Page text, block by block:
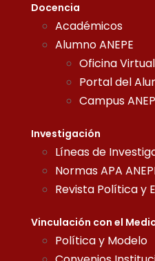
Docencia
Académicos
Alumno ANEPE
Oficina Virtual
Portal del
Campus
Investigación
Líneas de
Normas APA
Revista Política y
Vinculación con el
Política y Modelo